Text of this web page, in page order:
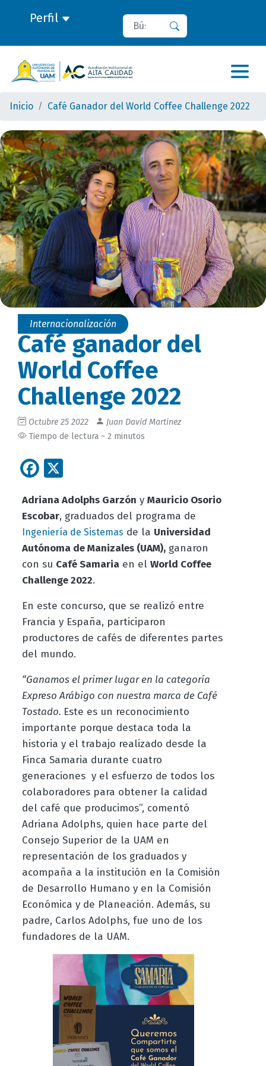
Perfil Buscar
Inicio Café Ganador del World Coffee Challenge 2022
Internacionalización
Café ganador del
World Coffee
Challenge 2022
Octubre 25 2022
Juan David Martinez
Tiempo de lectura ~ 2 minutos
Facebook
Adriana Adolphs Garzón y Mauricio Osorio
Escobar, graduados del programa de
Ingeniería de Sistemas de la Universidad
Autónoma de Manizales (UAM),ganaron
con su Café Samariaen el World Coffee
Challenge 2022.
En este concurso, que se realizó entre
Francia y España, participaron
productores de cafés de diferentes partes
del mundo.
“Ganamos el primer lugar en la categoría
Expreso Arábigo con nuestra marca de Café
Tostado. Este es un reconocimiento
importante porque destaca toda la
historia y el trabajo realizado desde la
Finca Samaria durante cuatro
generaciones y el esfuerzo de todos los
colaboradores para obtener la calidad
del café que producimos”, comentó
Adriana Adolphs, quien hace parte del
Consejo Superior de la UAM en
representación de los graduados y
acompaña a la institución en la Comisión
de Desarrollo Humano y en la Comisión
Económica y de Planeación. Además, su
padre, Carlos Adolphs, fue uno de los
fundadores de la UAM.